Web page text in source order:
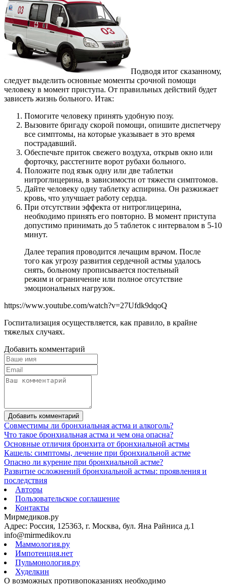
Подводя итог сказанному,
следует выделить основные моменты срочной помощи
человеку в момент приступа. От правильных действий будет
зависеть жизнь больного. Итак:
Помогите человеку принять удобную позу.
Вызовите бригаду скорой помощи, опишите диспетчеру
все симптомы, на которые указывает в это время
пострадавший.
Обеспечьте приток свежего воздуха, открыв окно или
форточку, расстегните ворот рубахи больного.
Положите под язык одну или две таблетки
нитроглицерина, в зависимости от тяжести симптомов.
Дайте человеку одну таблетку аспирина. Он разжижает
кровь, что улучшает работу сердца.
При отсутствии эффекта от нитроглицерина,
необходимо принять его повторно. В момент приступа
допустимо принимать до 5 таблеток с интервалом в 5-10
минут.
Далее терапия проводится лечащим врачом. После
того как угрозу развития сердечной астмы удалось
снять, больному прописывается постельный
режим и ограничение или полное отсутствие
эмоциональных нагрузок.
https://www.youtube.com/watch?v=27Ufdk9dqoQ
Госпитализация осуществляется, как правило, в крайне
тяжелых случаях.
Добавить комментарий
Добавить комментарий
Совместимы ли бронхиальная астма и алкоголь?
Что такое бронхиальная астма и чем она опасна?
Основные отличия бронхита от бронхиальной астмы
Кашель: симптомы, лечение при бронхиальной астме
Опасно ли курение при бронхиальной астме?
Развитие осложнений бронхиальной астмы: проявления и
последствия
Авторы
Пользовательское соглашение
Контакты
Мирмедиков.ру
Адрес: Россия, 125363, г. Москва, бул. Яна Райниса д.1
info@mirmedikov.ru
Маммология.ру
Импотенция.нет
Пульмонология.ру
Худелкин
О возможных противопоказаниях необходимо